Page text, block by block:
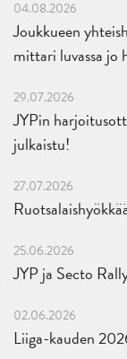
04.08.2026
Joukkueen
mittari luvassa jo
29.07.2026
JYPin
julkaistu!
27.07.2026
25.06.2026
JYP ja Secto
02.06.2026
Liiga-kauden